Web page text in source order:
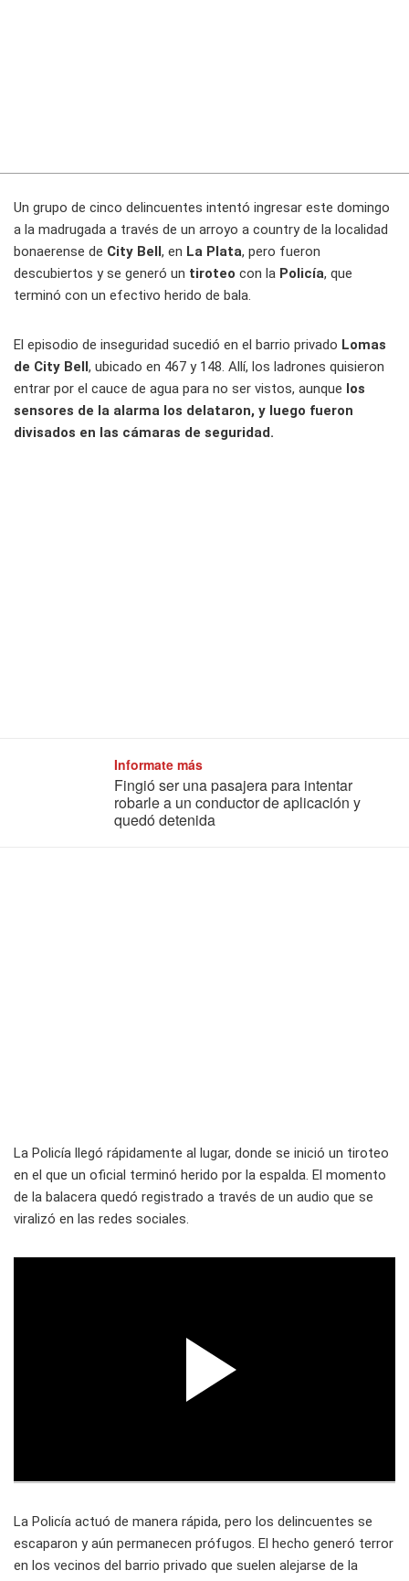
Un grupo de cinco delincuentes intentó ingresar este domingo
a la madrugada a través de un arroyo a country de la localidad
bonaerense de City Bell, en La Plata, pero fueron
descubiertos y se generó un tiroteo con la Policía, que
terminó con un efectivo herido de bala.
El episodio de inseguridad sucedió en el barrio privado Lomas
de City Bell, ubicado en 467 y 148. Allí, los ladrones quisieron
entrar por el cauce de agua para no ser vistos, aunque los
sensores de la alarma los delataron, y luego fueron
divisados en las cámaras de seguridad.
Informate más
Fingió ser una pasajera para intentar
robarle a un conductor de aplicación y
quedó detenida
La Policía llegó rápidamente al lugar, donde se inició un tiroteo
en el que un oficial terminó herido por la espalda. El momento
de la balacera quedó registrado a través de un audio que se
viralizó en las redes sociales.
La Policía actuó de manera rápida, pero los delincuentes se
escaparon y aún permanecen prófugos. El hecho generó terror
en los vecinos del barrio privado que suelen alejarse de la